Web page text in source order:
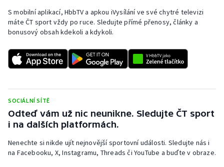
Rychlobruslení
Rychlostní kanoistika
Sportovní střelba
Stolní tenis
Triatlon
S mobilní aplikací, HbbTV a apkou iVysílání ve své chytré televizi
máte ČT sport vždy po ruce. Sledujte přímé přenosy, články a
bonusový obsah kdekoli a kdykoli.
SOCIÁLNÍ SÍTĚ
Odteď vám už nic neunikne. Sledujte ČT sport
i na dalších platformách.
Nenechte si nikde ujít nejnovější sportovní události. Sledujte nás i
na Facebooku, X, Instagramu, Threads či YouTube a buďte v obraze.